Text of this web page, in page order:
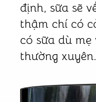
định, sữa sẽ
thậm chí có
có sữa dù
thường xuyên.